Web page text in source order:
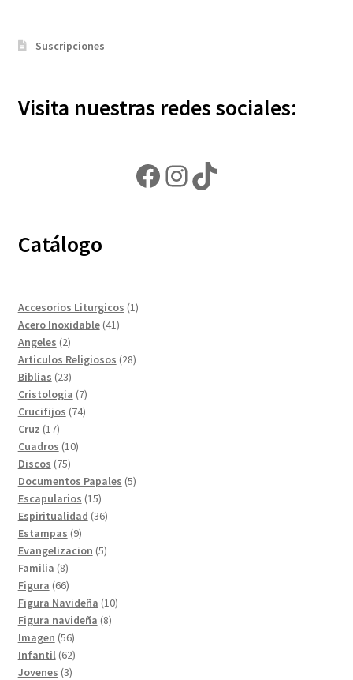
Suscripciones
Visita nuestras redes sociales:
Facebook
Instagram
TikTok
Catálogo
Accesorios Liturgicos 11
Acero Inoxidable 4141
Angeles 22
productos
Articulos Religiosos 2828
Biblias 2323
productos
Cristologia 77
productos
Crucifijos 7474
Cruz 1717
productos
Cuadros 1010
Discos 7575
productos
Documentos Papales 55
Escapularios 1515
productos
Espiritualidad 3636
Estampas 99
productos
Evangelizacion 55
Familia 88
productos
Figura 6666
productos
Figura Navideña 1010
Figura navideña 88
Imagen 5656
productos
Infantil 6262
productos
Jovenes 33